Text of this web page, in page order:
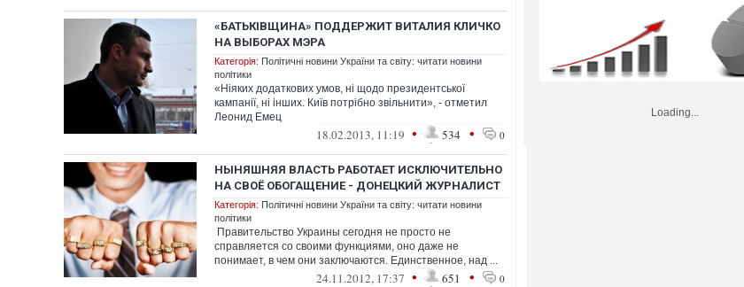
«БАТЬКІВЩИНА» ПОДДЕРЖИТ ВИТАЛИЯ КЛИЧКО
НА ВЫБОРАХ МЭРА
Категорія: Політичні новини України та світу: читати новини
політики
«Ніяких додаткових умов, ні щодо президентської
кампанії, ні інших. Київ потрібно звільнити», - отметил
Леонид Емец
18.02.2013, 11:19 • 534 • 0
НЫНЯШНЯЯ ВЛАСТЬ РАБОТАЕТ ИСКЛЮЧИТЕЛЬНО
НА СВОЁ ОБОГАЩЕНИЕ - ДОНЕЦКИЙ ЖУРНАЛИСТ
Категорія: Політичні новини України та світу: читати новини
політики
Правительство Украины сегодня не просто не
справляется со своими функциями, оно даже не
понимает, в чем они заключаются. Единственное, над ...
24.11.2012, 17:37 • 651 • 0
Loading...